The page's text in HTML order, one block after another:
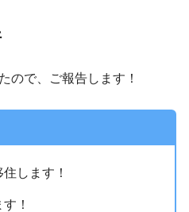
ので、ご報告します！
します！
！